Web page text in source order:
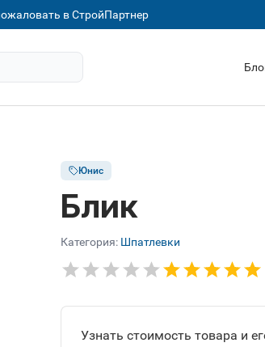
в СтройПартнер
Юнис
Блик
Категория: Шпатлевки
Узнать стоимость товара и